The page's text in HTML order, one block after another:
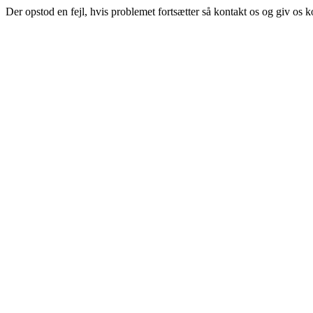
Der opstod en fejl, hvis problemet fortsætter så kontakt os og giv os